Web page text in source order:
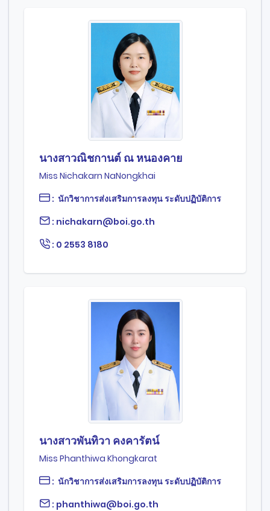
นางสาวณิชกานต์ ณ หนองคาย
Miss Nichakarn NaNongkhai
: นักวิชาการส่งเสริมการลงทุน ระดับปฏิบัติการ
: nichakarn@boi.go.th
: 0 2553 8180
นางสาวพันทิวา คงคารัตน์
Miss Phanthiwa Khongkarat
: นักวิชาการส่งเสริมการลงทุน ระดับปฏิบัติการ
: phanthiwa@boi.go.th